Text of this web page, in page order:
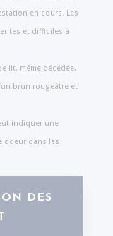
en cours. Les
et difficiles à
lit, même décédée,
brun rougeâtre et
indiquer une
odeur dans les
DES